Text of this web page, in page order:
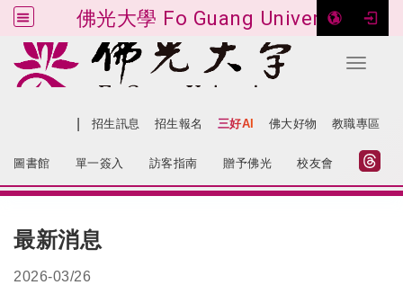
佛光大學 Fo Guang University
Toggle
跳到主要內容
招生訊息 招生報名 三好AI 佛大好物 教職專區
圖書館 單一簽入 訪客指南 贈予佛光 校友會
最新消息
2026-03/26